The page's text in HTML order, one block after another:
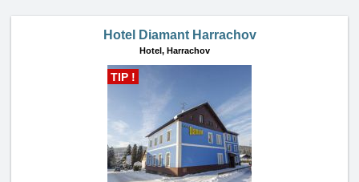
Hotel Diamant Harrachov
Hotel, Harrachov
TIP !